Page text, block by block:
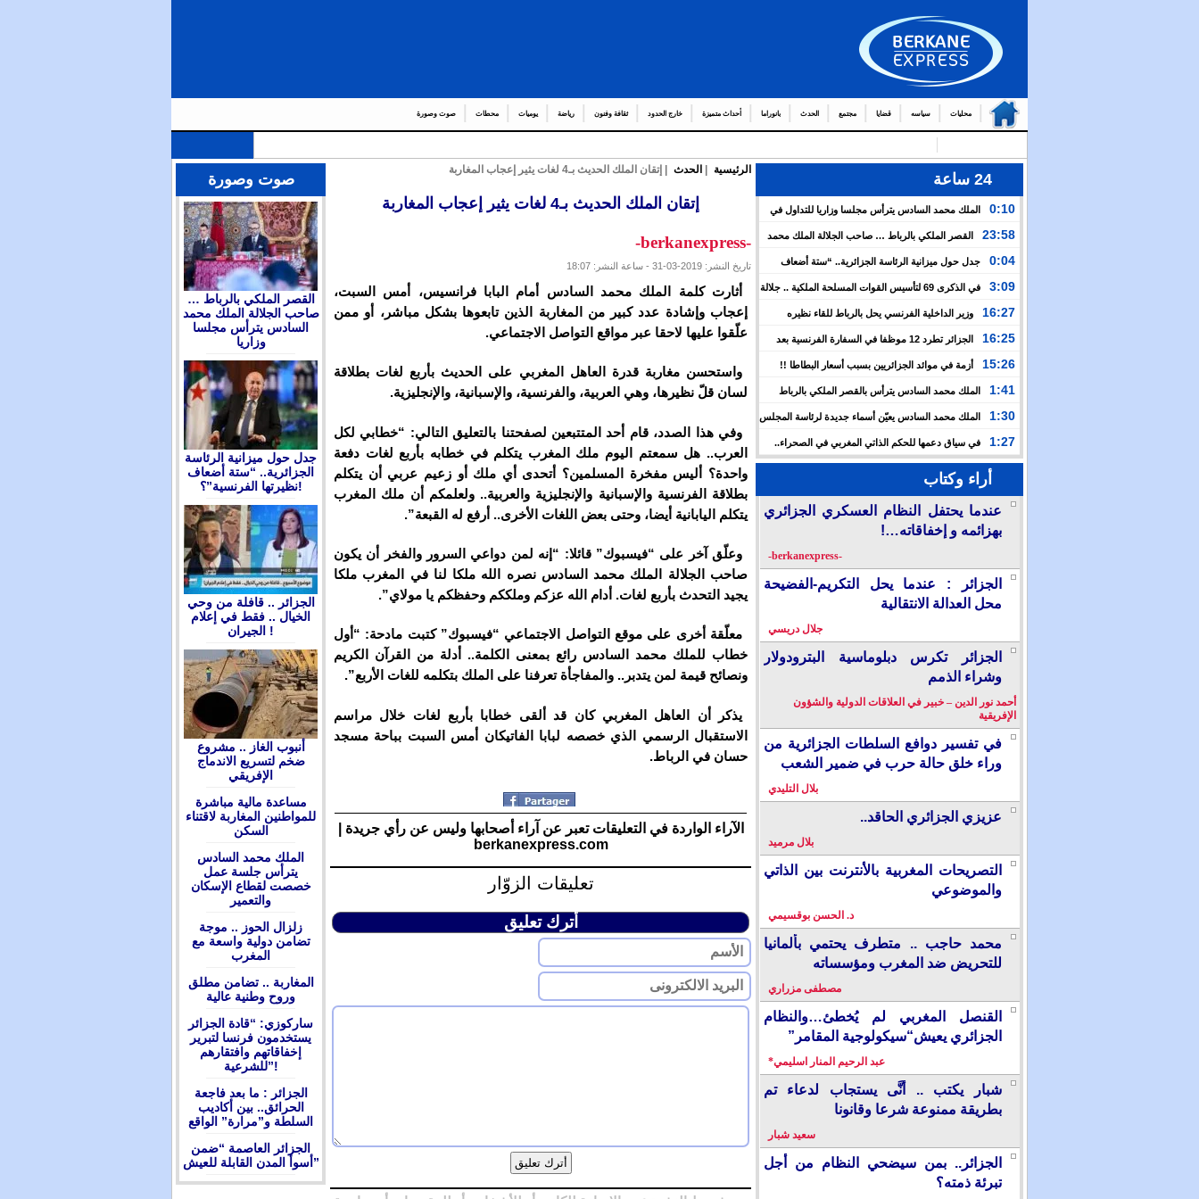
محليات سياسه قضايا مجتمع الحدث بانوراما أحداث متميزة خارج الحدود ثقافة وفنون رياضة يوميات محطات صوت وصورة
عدد من العمال و_
24 ساعة
0:10
الملك محمد السادس يترأس مجلسا وزاريا للتداول في
23:58
القصر الملكي بالرباط … صاحب الجلالة الملك محمد
السادس يترأس مجلسا وزاريا
0:04
جدل حول ميزانية الرئاسة الجزائرية.. “ستة أضعاف
نظيرتها الفرنسية”؟!
3:09
في الذكرى 69 لتأسيس القوات المسلحة الملكية .. جلالة
الملك يدعو لمواصلة التعبئة من أجل تعزيز قوة الجيش وينوه بورش
16:27
وزير الداخلية الفرنسي يحل بالرباط للقاء نظيره
المغربي.. ولفتيت يقترح مراجعة مجموعة من الاتفاقيات بين
16:25
الجزائر تطرد 12 موظفا في السفارة الفرنسية بعد
اعتقال مسؤولها القنصلي وباريس تهدد إما التراجع أو الرد بقوة
15:26 أزمة في موائد الجزائريين بسبب أسعار البطاطا !!
1:41
الملك محمد السادس يترأس بالقصر الملكي بالرباط
حفلا دينيا إحياء لليلة القدر
1:30
الملك محمد السادس يعيّن أسماء جديدة لرئاسة المجلس
الأعلى للتكوين والبحث العلمي والمندوبية الوزارية لحقوق الإنسان
1:27
في سياق دعمها للحكم الذاتي المغربي في الصحراء..
إسبانيا تشرع في إدراج “المسيرة الخضراء” ضمن مقرراتها
الدراسيةأراء وكتاب
عندما يحتفل النظام العسكري الجزائري
بهزائمه و إخفاقاته…!
-berkanexpress-
الجزائر : عندما يحل التكريم-الفضيحة
محل العدالة الانتقالية
جلال دريسي
الجزائر تكرس دبلوماسية البترودولار
وشراء الذمم
أحمد نور الدين – خبير في العلاقات الدولية والشؤون
الإفريقية
في تفسير دوافع السلطات الجزائرية من
وراء خلق حالة حرب في ضمير الشعب
بلال التليدي
عزيزي الجزائري الحاقد..
بلال مرميد
التصريحات المغربية بالأنترنت بين الذاتي
والموضوعي
د. الحسن بوقسيمي
محمد حاجب .. متطرف يحتمي بألمانيا
للتحريض ضد المغرب ومؤسساته
مصطفى مزراري
القنصل المغربي لم يُخطئ…والنظام
الجزائري يعيش“سيكولوجية المقامر”
عبد الرحيم المنار اسليمي*
شبار يكتب .. أنَّى يستجاب لدعاء تم
بطريقة ممنوعة شرعا وقانونا
سعيد شبار
الجزائر.. بمن سيضحي النظام من أجل
تبرئة ذمته؟
الرئيسية الحدث | إتقان الملك الحديث بـ4 لغات يثير إعجاب المغاربة
إتقان الملك الحديث بـ4 لغات يثير إعجاب المغاربة
-berkanexpress-
تاريخ النشر: 2019-03-31 - ساعة النشر: 18:07
أثارت كلمة الملك محمد السادس أمام البابا فرانسيس، أمس السبت،
إعجاب وإشادة عدد كبير من المغاربة الذين تابعوها بشكل مباشر، أو ممن
علّقوا عليها لاحقا عبر مواقع التواصل الاجتماعي.
واستحسن مغاربة قدرة العاهل المغربي على الحديث بأربع لغات بطلاقة
لسان قلّ نظيرها، وهي العربية، والفرنسية، والإسبانية، والإنجليزية.
وفي هذا الصدد، قام أحد المتتبعين لصفحتنا بالتعليق التالي: “خطابي لكل
العرب.. هل سمعتم اليوم ملك المغرب يتكلم في خطابه بأربع لغات دفعة
واحدة؟ أليس مفخرة المسلمين؟ أتحدى أي ملك أو زعيم عربي أن يتكلم
بطلاقة الفرنسية والإسبانية والإنجليزية والعربية.. ولعلمكم أن ملك المغرب
يتكلم اليابانية أيضا، وحتى بعض اللغات الأخرى.. أرفع له القبعة”.
وعلّق آخر على “فيسبوك” قائلا: “إنه لمن دواعي السرور والفخر أن يكون
صاحب الجلالة الملك محمد السادس نصره الله ملكا لنا في المغرب ملكا
يجيد التحدث بأربع لغات. أدام الله عزكم وملككم وحفظكم يا مولاي”.
معلّقة أخرى على موقع التواصل الاجتماعي “فيسبوك” كتبت مادحة: “أول
خطاب للملك محمد السادس رائع بمعنى الكلمة.. أدلة من القرآن الكريم
ونصائح قيمة لمن يتدبر.. والمفاجأة تعرفنا على الملك بتكلمه للغات الأربع”.
يذكر أن العاهل المغربي كان قد ألقى خطابا بأربع لغات خلال مراسم
الاستقبال الرسمي الذي خصصه لبابا الفاتيكان أمس السبت بباحة مسجد
حسان في الرباط.
الآراء الواردة في التعليقات تعبر عن آراء أصحابها وليس عن رأي جريدة |
berkanexpress.com
تعليقات الزوّار
أترك تعليق
صوت وصورة
القصر الملكي بالرباط …
صاحب الجلالة الملك محمد
السادس يترأس مجلسا
وزاريا
جدل حول ميزانية الرئاسة
الجزائرية.. “ستة أضعاف
نظيرتها الفرنسية”؟!
الجزائر .. قافلة من وحي
الخيال .. فقط في إعلام
الجيران !
أنبوب الغاز .. مشروع
ضخم لتسريع الاندماج
الإفريقي
مساعدة مالية مباشرة
للمواطنين المغاربة لاقتناء
السكن
الملك محمد السادس
يترأس جلسة عمل
خصصت لقطاع الإسكان
والتعمير
زلزال الحوز .. موجة
تضامن دولية واسعة مع
المغرب
المغاربة .. تضامن مطلق
وروح وطنية عالية
ساركوزي: “قادة الجزائر
يستخدمون فرنسا لتبرير
إخفاقاتهم وافتقارهم
للشرعية”!
الجزائر : ما بعد فاجعة
الحرائق.. بين أكاديب
السلطة و”مرارة” الواقع
الجزائر العاصمة “ضمن
أسوأ المدن القابلة للعيش”